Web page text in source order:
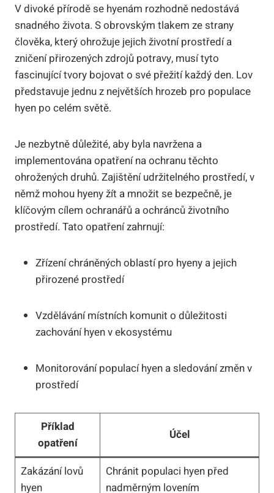
V divoké přírodě se hyenám rozhodně nedostává
snadného života. S obrovským tlakem ze strany
člověka, který ohrožuje jejich životní prostředí a
zničení přirozených zdrojů potravy, musí tyto
fascinující tvory bojovat o své přežití každý den. Lov
představuje jednu z největších hrozeb pro populace
hyen po celém světě.
Je nezbytně důležité, aby byla navržena a
implementována opatření na ochranu těchto
ohrožených druhů. Zajištění udržitelného prostředí, v
němž mohou hyeny žít a množit se bezpečně, je
klíčovým cílem ochranářů a ochránců životního
prostředí. Tato opatření zahrnují:
Zřízení chráněných oblastí pro hyeny a jejich
přirozené prostředí
Vzdělávání místních komunit o důležitosti
zachování hyen v ekosystému
Monitorování populací hyen a sledování změn v
prostředí
Příklad
opatření
Účel
Zakázání lovů
hyen
Chránit populaci hyen před
nadměrným lovením